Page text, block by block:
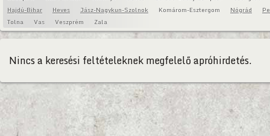
Hajdú-Bihar
Heves Jász-Nagykun-Szolnok Komárom-Esztergom Nógrád
Tolna
Vas Veszprém Zala
Nincs a keresési feltételeknek megfelelő apróhirdetés.